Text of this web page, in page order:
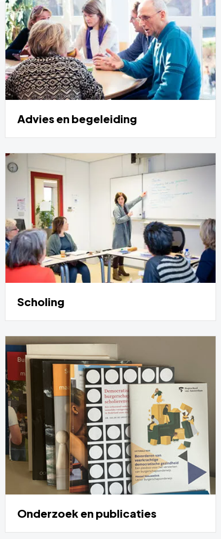
Advies en begeleiding
Scholing
Onderzoek en publicaties